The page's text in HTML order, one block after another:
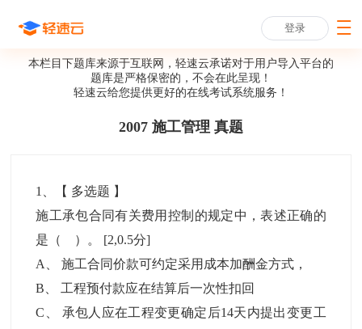
登录
本栏目下题库来源于互联网，轻速云承诺对于用户导入平台的
题库是严格保密的，不会在此呈现！
轻速云给您提供更好的在线考试系统服务！
2007 施工管理 真题
1 、【 多选题 】
施工承包合同有关费用控制的规定中，表述正确的
是（ ）。 [2,0.5分]
A
、施工合同价款可约定采用成本加酬金方式，
B
工程预付款应在结算后一次性扣回
C
承包人应在工程变更确定后14天内提出变更工